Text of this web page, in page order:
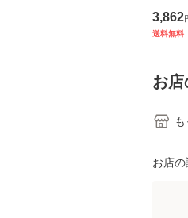
の看護
キル
堂 [単
3,862
送料無料
お店
お店の